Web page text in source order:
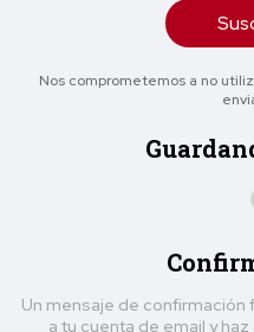
Nos comprometemos a no
Un mensaje de confirmación
a tu cuenta de email y